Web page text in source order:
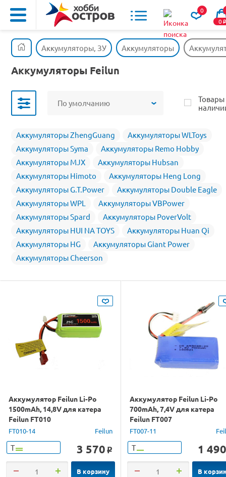
0
0o
Аккумуляторы, ЗУ Аккумуляторы
Аккумуляторы Feilun
По умолчанию
Товары
Аккумуляторы ZhengGuang
Аккумуляторы WLToys
Аккумуляторы Syma
Аккумуляторы Remo Hobby
Аккумуляторы MJX
Аккумуляторы Hubsan
Аккумуляторы Himoto
Аккумуляторы Heng Long
Аккумуляторы G.T.Power
Аккумуляторы Double Eagle
Аккумуляторы WPL
Аккумуляторы VBPower
Аккумуляторы Spard
Аккумуляторы PoverVolt
Аккумуляторы HUI NA TOYS
Аккумуляторы Huan Qi
Аккумуляторы HG
Аккумуляторы Giant Power
Аккумуляторы Cheerson
Аккумулятор Feilun Li-Po
1500mAh, 14,8V для катера
Feilun FT010
FT010-14 Feilun
Т 3 570 o
В корзину
Аккумулятор Feilun Li-Po
700mAh, 7,4V для катера
Feilun FT007
FT007-11
Т 1 490
В